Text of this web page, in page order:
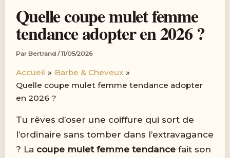
Quelle coupe mulet femme
tendance adopter en 2026 ?
Par Bertrand/11/05/2026
Accueil
Barbe & Cheveux
Quelle coupe mulet femme tendance adopter
en 2026 ?
Tu rêves d’oser une coiffure qui sort de
l’ordinaire sans tomber dans l’extravagance
? La coupe mulet femme tendance fait son